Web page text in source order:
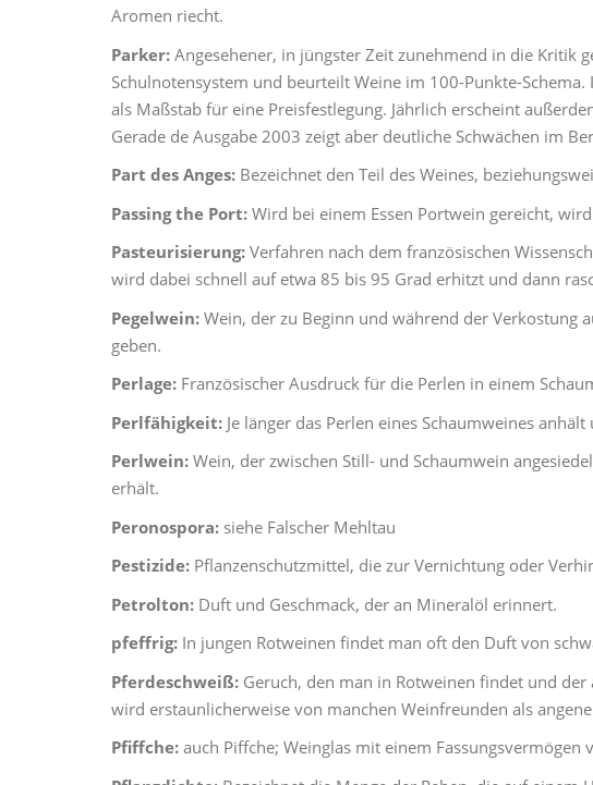
Aromen riecht.
Parker: Angesehener, in jüngster Zeit zunehmend in die Kritik
Schulnotensystem und beurteilt Weine im 100-Punkte-
als Maßstab für eine Preisfestlegung. Jährlich erscheint
Gerade de Ausgabe 2003 zeigt aber deutliche Schwächen im
Part des Anges: Bezeichnet den Teil des Weines,
Passing the Port: Wird bei einem Essen Portwein gereicht,
Pasteurisierung: Verfahren nach dem französischen
wird dabei schnell auf etwa 85 bis 95 Grad erhitzt und dann
Pegelwein: Wein, der zu Beginn und während der Verkostung
geben.
Perlage: Französischer Ausdruck für die Perlen in einem
Perlfähigkeit: Je länger das Perlen eines Schaumweines
Perlwein: Wein, der zwischen Still- und Schaumwein
erhält.
Peronospora: siehe Falscher Mehltau
Pestizide: Pflanzenschutzmittel, die zur Vernichtung oder
Petrolton: Duft und Geschmack, der an Mineralöl erinnert.
pfeffrig: In jungen Rotweinen findet man oft den Duft von
Pferdeschweiß: Geruch, den man in Rotweinen findet und
wird erstaunlicherweise von manchen Weinfreunden als
Pfiffche: auch Piffche; Weinglas mit einem